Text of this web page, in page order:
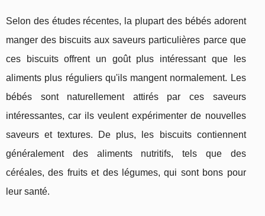
Selon des études récentes, la plupart des bébés adorent
manger des biscuits aux saveurs particulières parce que
ces biscuits offrent un goût plus intéressant que les
aliments plus réguliers qu'ils mangent normalement. Les
bébés sont naturellement attirés par ces saveurs
intéressantes, car ils veulent expérimenter de nouvelles
saveurs et textures. De plus, les biscuits contiennent
généralement des aliments nutritifs, tels que des
céréales, des fruits et des légumes, qui sont bons pour
leur santé.